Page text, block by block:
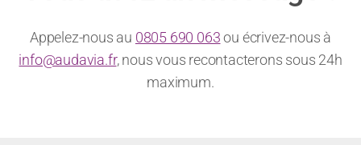
Appelez-nous au 0805 690 063ou écrivez-nous à
info@audavia.fr, nous vous recontacterons sous 24h
maximum.